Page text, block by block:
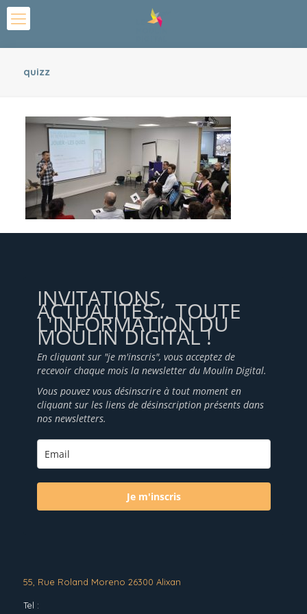
quizz
INVITATIONS,
ACTUALITÉS... TOUTE
L'INFORMATION DU
MOULIN DIGITAL !
En cliquant sur "je m'inscris", vous acceptez de
recevoir chaque mois la newsletter du Moulin Digital.
Vous pouvez vous désinscrire à tout moment en
cliquant sur les liens de désinscription présents dans
nos newsletters.
Je m'inscris
55, Rue Roland Moreno 26300 Alixan
Tel :